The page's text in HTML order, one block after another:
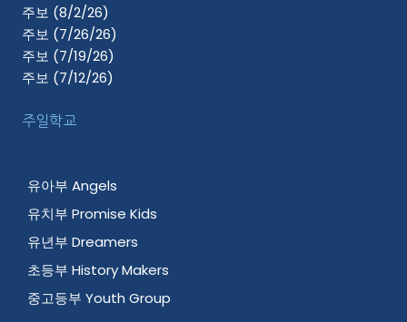
주보 (8/2/26)
주보 (7/26/26)
주보 (7/19/26)
주보 (7/12/26)
주일학교
유아부 Angels
유치부 Promise Kids
유년부 Dreamers
초등부 History Makers
중고등부 Youth Group